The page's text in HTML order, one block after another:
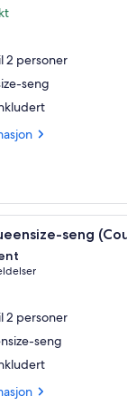
2 personer
seng
seng
2 personer
seng